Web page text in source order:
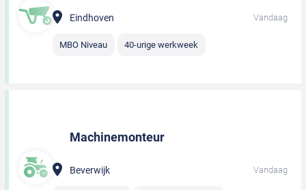
Eindhoven Vandaag
MBO Niveau 40-urige werkweek
Machinemonteur
Beverwijk Vandaag